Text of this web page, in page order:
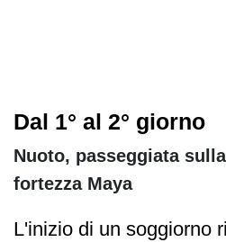
Dal 1° al 2° giorno
Nuoto, passeggiata
fortezza Maya
L'inizio di un soggiorno